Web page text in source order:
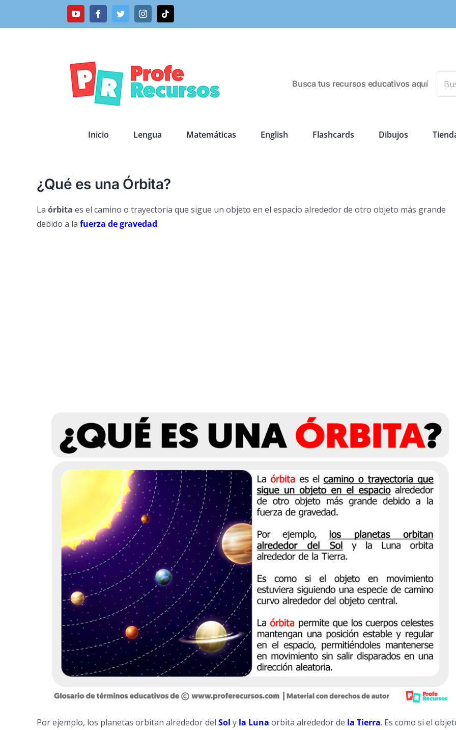
YouTubeFacebookTwitterInstagramTiktok
Busca tus recursos educativos aquí
Inicio Lengua Matemáticas English Flashcards Dibujos
¿Qué es una Órbita?
La órbita es el camino o trayectoria que sigue un objeto en el espacio alrededor de otro objeto más grande
debido a la fuerza de gravedad.
Por ejemplo, los planetas orbitan alrededor del Sol y la Luna orbita alrededor de la Tierra. Es como si el